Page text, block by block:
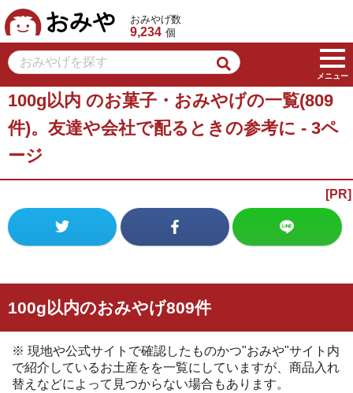
おみや
おみやげ数
9,234 個
メニュー
100g以内 のお菓子・おみやげの一覧(809
件)。友達や会社で配るときの参考に - 3ペ
ージ
100g以内のおみやげ809件
※ 現地や公式サイトで確認したものかつ"おみや"サイト内
で紹介しているお土産をを一覧にしていますが、商品入れ
替えなどによって見つからない場合もあります。